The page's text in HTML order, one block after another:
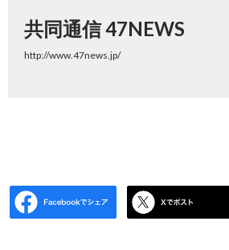
共同通信 47NEWS
http://www.47news.jp/